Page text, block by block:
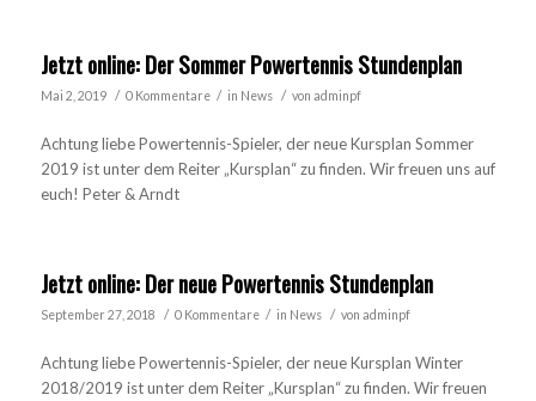
Jetzt online: Der Sommer Powertennis Stundenplan
Mai 2, 2019 / 0 Kommentare / in News / von adminpf
Achtung liebe Powertennis-Spieler, der neue Kursplan Sommer
2019 ist unter dem Reiter „Kursplan“ zu finden. Wir freuen uns auf
euch! Peter & Arndt
Jetzt online: Der neue Powertennis Stundenplan
September 27, 2018 / 0 Kommentare / in News / von adminpf
Achtung liebe Powertennis-Spieler, der neue Kursplan Winter
2018/2019 ist unter dem Reiter „Kursplan“ zu finden. Wir freuen